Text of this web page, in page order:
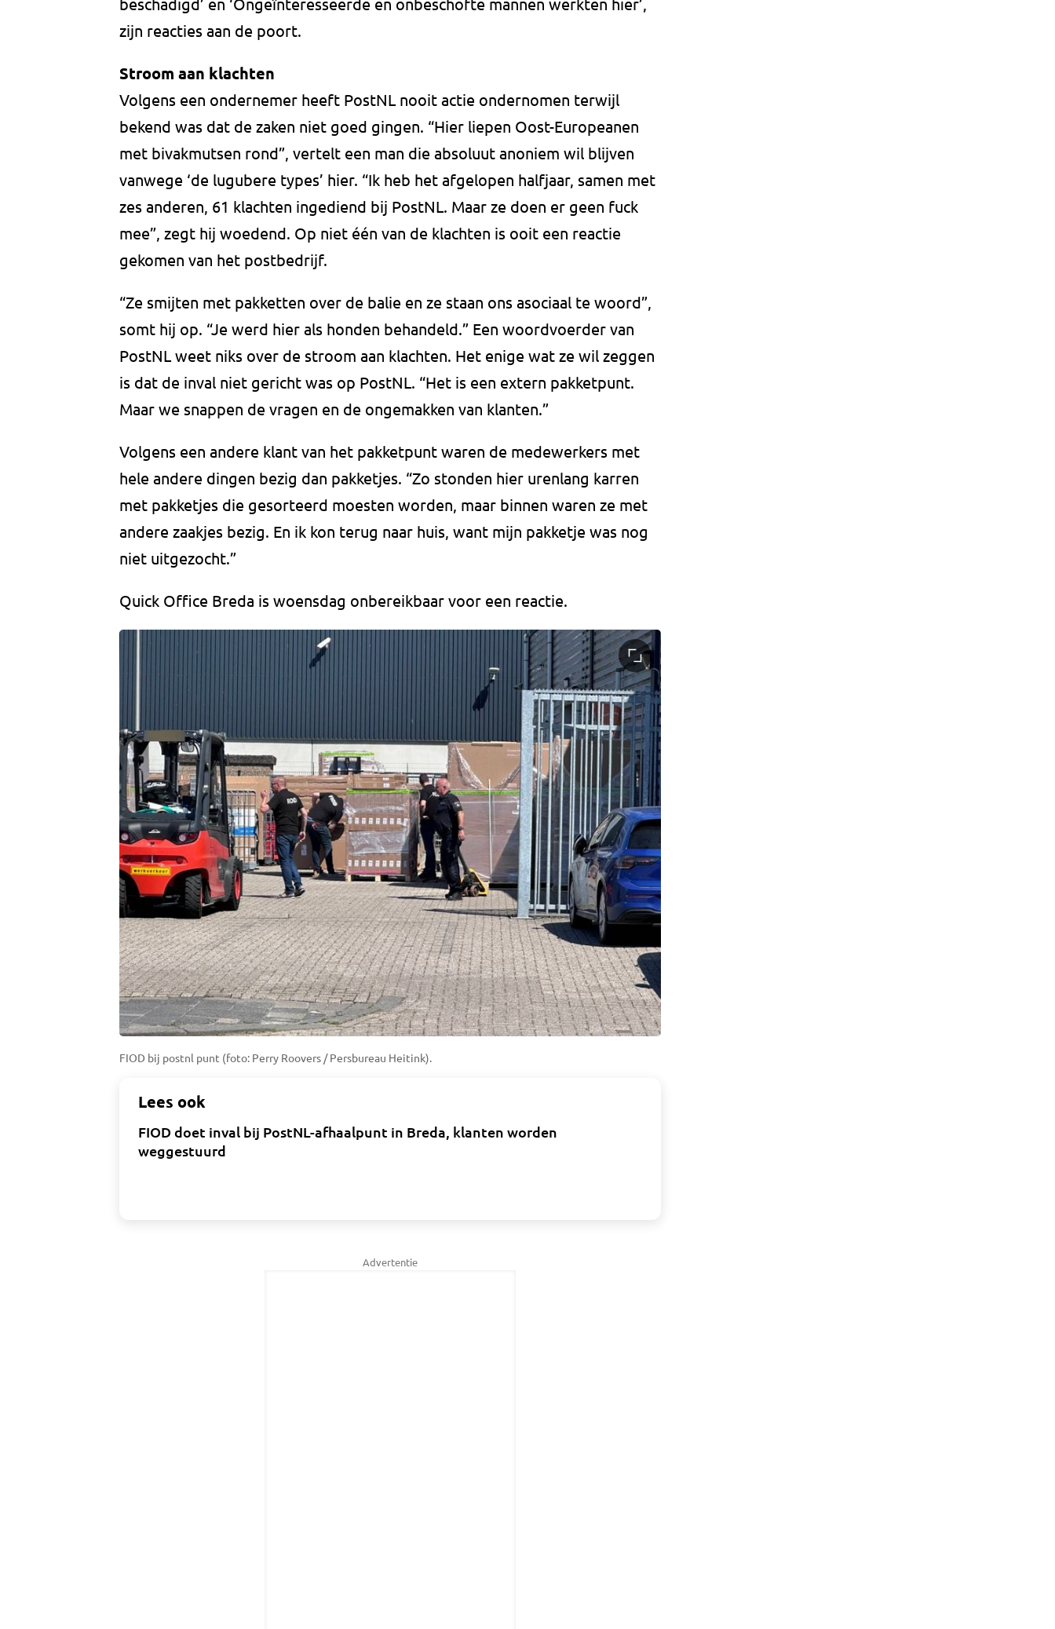
zijn reacties aan de poort.
Stroom aan klachten
Volgens een ondernemer heeft PostNL nooit actie ondernomen terwijl
bekend was dat de zaken niet goed gingen. “Hier liepen Oost-Europeanen
met bivakmutsen rond”, vertelt een man die absoluut anoniem wil blijven
vanwege ‘de lugubere types’ hier. “Ik heb het afgelopen halfjaar, samen met
zes anderen, 61 klachten ingediend bij PostNL. Maar ze doen er geen fuck
mee”, zegt hij woedend. Op niet één van de klachten is ooit een reactie
gekomen van het postbedrijf.
“Ze smijten met pakketten over de balie en ze staan ons asociaal te woord”,
somt hij op. “Je werd hier als honden behandeld.” Een woordvoerder van
PostNL weet niks over de stroom aan klachten. Het enige wat ze wil zeggen
is dat de inval niet gericht was op PostNL. “Het is een extern pakketpunt.
Maar we snappen de vragen en de ongemakken van klanten.”
Volgens een andere klant van het pakketpunt waren de medewerkers met
hele andere dingen bezig dan pakketjes. “Zo stonden hier urenlang karren
met pakketjes die gesorteerd moesten worden, maar binnen waren ze met
andere zaakjes bezig. En ik kon terug naar huis, want mijn pakketje was nog
niet uitgezocht.”
Quick Office Breda is woensdag onbereikbaar voor een reactie.
FIOD bij postnl punt (foto: Perry Roovers / Persbureau Heitink).
Lees ook
FIOD doet inval bij PostNL-afhaalpunt in Breda, klanten worden
weggestuurd
Advertentie